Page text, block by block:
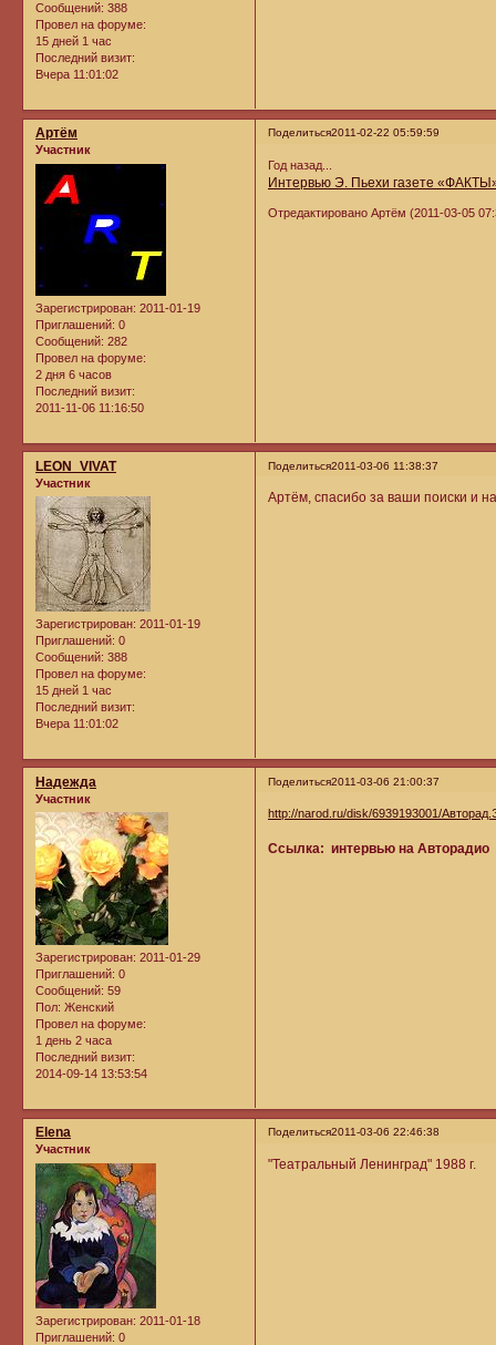
Сообщений: 388
Провел на форуме:
15 дней 1 час
Последний визит:
Вчера 11:01:02
Поделиться2011-02-22 05:59:59
Артём
Участник
Зарегистрирован: 2011-01-19
Приглашений: 0
Сообщений: 282
Провел на форуме:
2 дня 6 часов
Последний визит:
2011-11-06 11:16:50
Год назад...
Интервью Э. Пьехи газете
Отредактировано Артём (2011-03-05
Поделиться2011-03-06 11:38:37
LEON_VIVAT
Участник
Зарегистрирован: 2011-01-19
Приглашений: 0
Сообщений: 388
Провел на форуме:
15 дней 1 час
Последний визит:
Вчера 11:01:02
Артём, спасибо за ваши поиски и
Поделиться2011-03-06 21:00:37
Надежда
Участник
Зарегистрирован: 2011-01-29
Приглашений: 0
Сообщений: 59
Пол: Женский
Провел на форуме:
1 день 2 часа
Последний визит:
2014-09-14 13:53:54
http://narod.ru/disk/6939193001/
Ссылка: интервью на Авторадио
Поделиться2011-03-06 22:46:38
Elena
Участник
Зарегистрирован: 2011-01-18
Приглашений: 0
"Театральный Ленинград" 1988 г.